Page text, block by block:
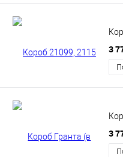
3
3